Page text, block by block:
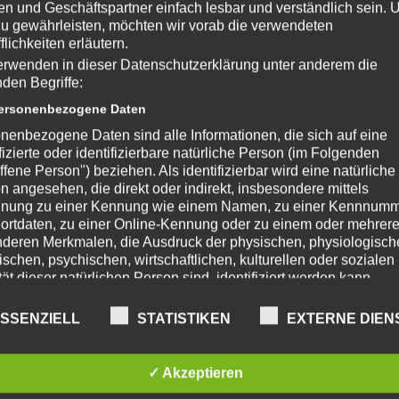
MENÜ
Menü herunterladen
E = Erdnüsse, F = Soja, G = Milch, Laktose, H = Schalenfrüchte, L =
und Geschäftspartner einfach lesbar und verständlich sein.
gewährleisten, möchten wir vorab die verwendeten
erläutern.
in dieser Datenschutzerklärung unter anderem die
Begriffe:
Daten
Daten sind alle Informationen, die sich auf eine
oder identifizierbare natürliche Person (im Folgenden
Person") beziehen. Als identifizierbar wird eine natürliche
angesehen, die direkt oder indirekt, insbesondere mittels
zu einer Kennung wie einem Namen, zu einer
zu einer Online-Kennung oder zu einem oder
Merkmalen, die Ausdruck der physischen,
psychischen, wirtschaftlichen, kulturellen oder sozialen
dieser natürlichen Person sind, identifiziert werden kann.
Person
Person ist jede identifizierte oder identifizierbare natürliche
verarbeitet werden.
STATISTIKEN EXTERNE
✓ Akzeptieren